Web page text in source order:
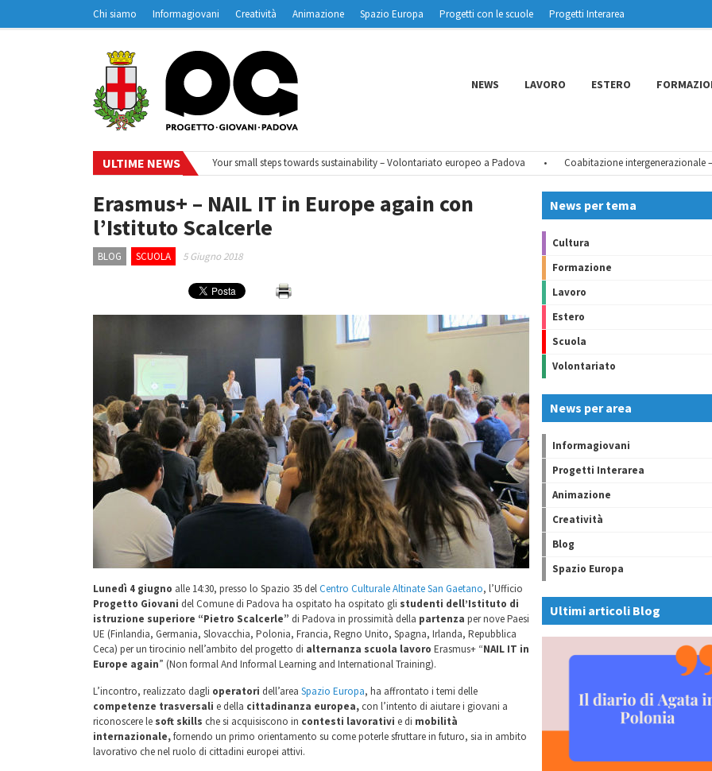
Chi siamo Informagiovani Creatività Animazione Spazio Europa Progetti con le scuole
Progetti Interarea
Contatti
Padovanet
NEWS LAVORO ESTERO
ULTIME NEWS
– Ciclo di webinar • Your small steps towards sustainability – Volontariato europeo a Padova • Coabitazione intergenerazionale – Quarta
Erasmus+ – NAIL IT in Europe again con
l’Istituto Scalcerle
BLOG SCUOLA 5 Giugno 2018
Lunedì 4 giugno alle 14:30, presso lo Spazio 35 delCentro Culturale Altinate San Gaetano, l’Ufficio
Progetto Giovani del Comune di Padova ha ospitato ha ospitato gli studenti dell’Istituto di
istruzione superiore “Pietro Scalcerle” di Padova in prossimità della partenza per nove Paesi
UE (Finlandia, Germania, Slovacchia, Polonia, Francia, Regno Unito, Spagna, Irlanda, Repubblica
Ceca) per un tirocinio nell’ambito del progetto di alternanza scuola lavoro Erasmus+ “NAIL IT in
Europe again” (Non formal And Informal Learning and International Training).
L’incontro, realizzato dagli operatori dell’area Spazio Europa, ha affrontato i temi delle
competenze trasversali e della cittadinanza europea, con l’intento di aiutare i giovani a
riconoscere le soft skills che si acquisiscono in contesti lavorativi e di mobilità
internazionale,fornendo un primo orientamento su come poterle sfruttare in futuro, sia in ambito
lavorativo che nel ruolo di cittadini europei attivi.
News per tema
Cultura
Formazione
Lavoro
Estero
Scuola
Volontariato
News per area
Informagiovani
Progetti Interarea
Animazione
Creatività
Blog
Spazio Europa
Ultimi articoli Blog